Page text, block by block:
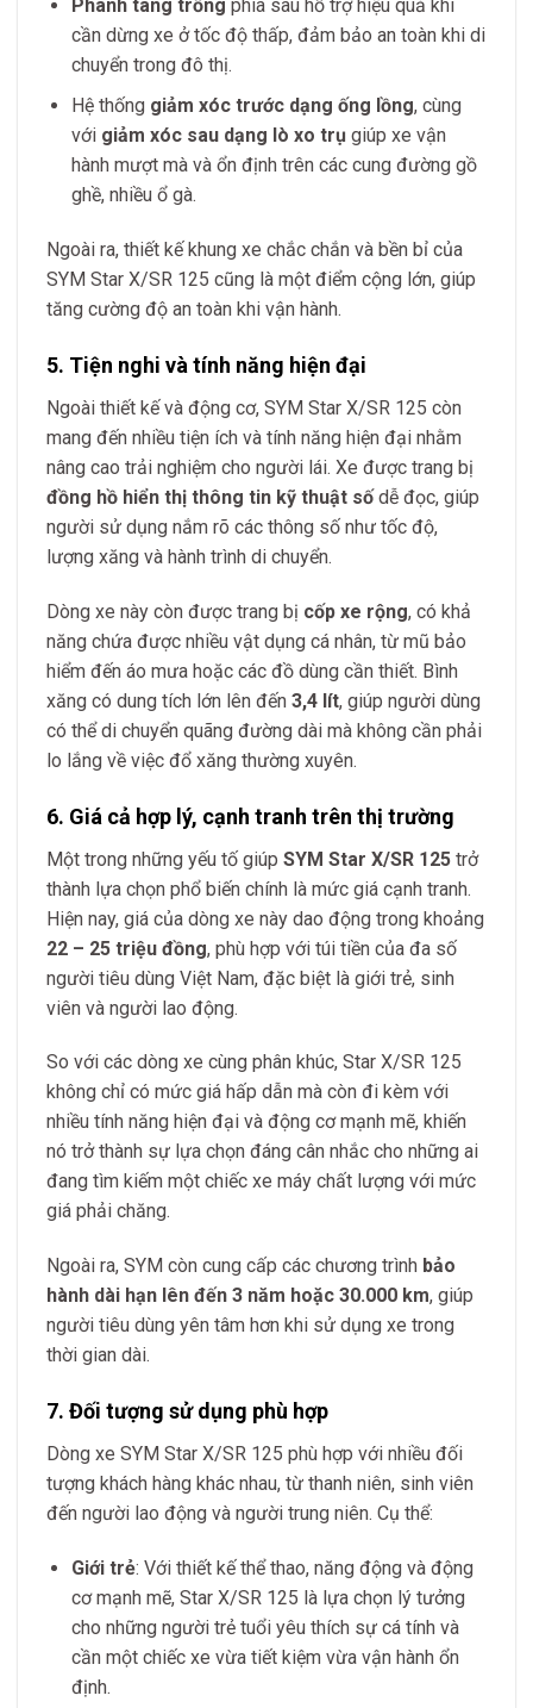
Phanh tang trống phía sau hỗ trợ hiệu quả khi
cần dừng xe ở tốc độ thấp, đảm bảo an toàn khi di
chuyển trong đô thị.
Hệ thống giảm xóc trước dạng ống lồng, cùng
với giảm xóc sau dạng lò xo trụ giúp xe vận
hành mượt mà và ổn định trên các cung đường gồ
ghề, nhiều ổ gà.
Ngoài ra, thiết kế khung xe chắc chắn và bền bỉ của
SYM Star X/SR 125 cũng là một điểm cộng lớn, giúp
tăng cường độ an toàn khi vận hành.
5. Tiện nghi và tính năng hiện đại
Ngoài thiết kế và động cơ, SYM Star X/SR 125 còn
mang đến nhiều tiện ích và tính năng hiện đại nhằm
nâng cao trải nghiệm cho người lái. Xe được trang bị
đồng hồ hiển thị thông tin kỹ thuật sốdễ đọc, giúp
người sử dụng nắm rõ các thông số như tốc độ,
lượng xăng và hành trình di chuyển.
Dòng xe này còn được trang bị cốp xe rộng, có khả
năng chứa được nhiều vật dụng cá nhân, từ mũ bảo
hiểm đến áo mưa hoặc các đồ dùng cần thiết. Bình
xăng có dung tích lớn lên đến 3,4 lít, giúp người dùng
có thể di chuyển quãng đường dài mà không cần phải
lo lắng về việc đổ xăng thường xuyên.
6. Giá cả hợp lý, cạnh tranh trên thị trường
Một trong những yếu tố giúp SYM Star X/SR 125 trở
thành lựa chọn phổ biến chính là mức giá cạnh tranh.
Hiện nay, giá của dòng xe này dao động trong khoảng
22 – 25 triệu đồng, phù hợp với túi tiền của đa số
người tiêu dùng Việt Nam, đặc biệt là giới trẻ, sinh
viên và người lao động.
So với các dòng xe cùng phân khúc, Star X/SR 125
không chỉ có mức giá hấp dẫn mà còn đi kèm với
nhiều tính năng hiện đại và động cơ mạnh mẽ, khiến
nó trở thành sự lựa chọn đáng cân nhắc cho những ai
đang tìm kiếm một chiếc xe máy chất lượng với mức
giá phải chăng.
Ngoài ra, SYM còn cung cấp các chương trình bảo
hành dài hạn lên đến 3 năm hoặc 30.000 km, giúp
người tiêu dùng yên tâm hơn khi sử dụng xe trong
thời gian dài.
7. Đối tượng sử dụng phù hợp
Dòng xe SYM Star X/SR 125 phù hợp với nhiều đối
tượng khách hàng khác nhau, từ thanh niên, sinh viên
đến người lao động và người trung niên. Cụ thể:
Giới trẻ: Với thiết kế thể thao, năng động và động
cơ mạnh mẽ, Star X/SR 125 là lựa chọn lý tưởng
cho những người trẻ tuổi yêu thích sự cá tính và
cần một chiếc xe vừa tiết kiệm vừa vận hành ổn
định.